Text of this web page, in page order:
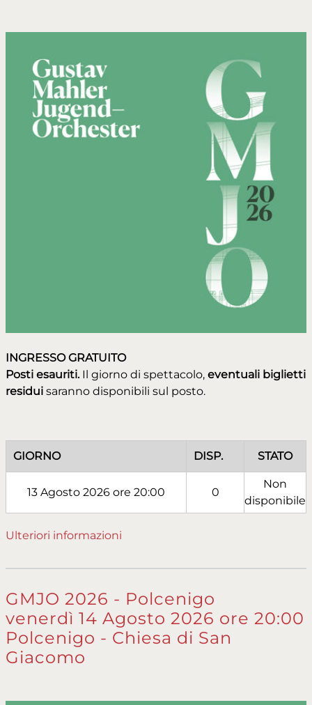
INGRESSO GRATUITO
Posti esauriti. Il giorno di spettacolo, eventuali biglietti
residui saranno disponibili sul posto.
GIORNO DISP. STATO
13 Agosto 2026 ore 20:00 0
Non
disponibile
Ulteriori informazioni
GMJO 2026 - Polcenigo
venerdì 14 Agosto 2026 ore 20:00
Polcenigo - Chiesa di San
Giacomo